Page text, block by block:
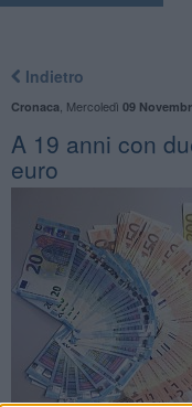
Indietro
Cronaca Mercoledì 09
A 19 anni con
euro